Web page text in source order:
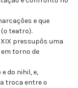
e que
teatro).
pressupôs uma
torno de
do nihil, e,
troca entre o